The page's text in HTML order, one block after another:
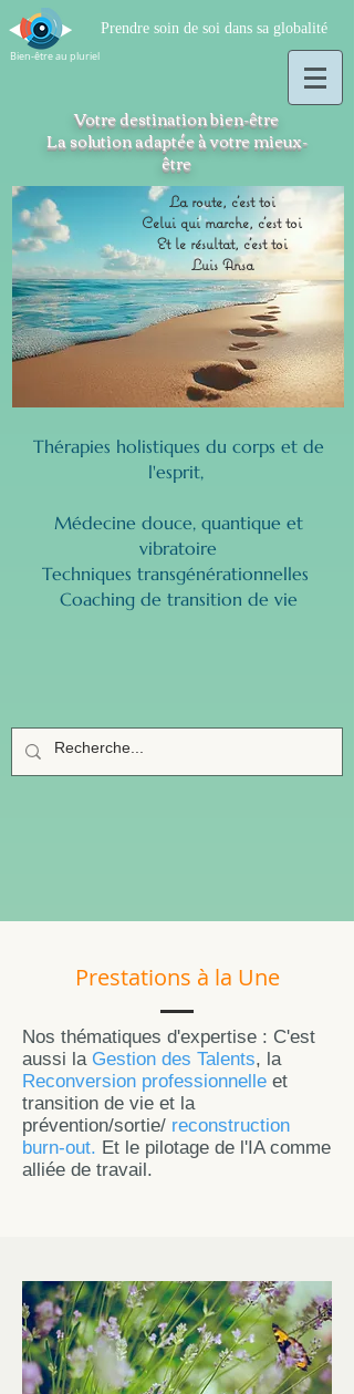
Prendre soin de soi dans sa globalité
Bien-être au pluriel
Votre destination bien-être
La solution adaptée à votre mieux-
être
La route, c'est toi
Celui qui marche, c'est toi
Et le résultat, c'est toi
Luis Ansa
Thérapies holistiques du corps et de
l'esprit,
Médecine douce, quantique et
vibratoire
Techniques transgénérationnelles ​
Coaching de transition de vie
Prestations à la Une
Nos thématiques d'expertise : C'est
aussi la Gestion des Talents, la
Reconversion professionnelle et
transition de vie et la
prévention/sortie/ reconstruction
burn-out. Et le pilotage de l'IA comme
alliée de travail.